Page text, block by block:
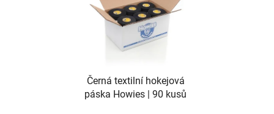
Černá textilní hokejová
páska Howies | 90 kusů